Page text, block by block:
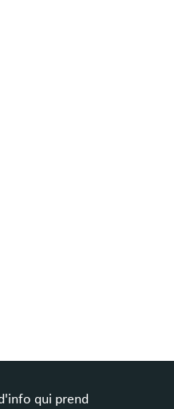
qui prend